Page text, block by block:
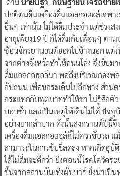
ด้านนายปฐวี กนิษฐายน เครือข่าย
ปกติตนดื่มเครื่องดื่มแอลกอฮอล์เฉพา
อื่นๆ เท่านั้น ไม่ได้ดื่มประจำ แต่ช่วง
อายุเพียง19 ปี ก็ได้ดื่มกับเพื่อนๆ ตา
ซ้อนจักรยานยนต์ออกไปข้างนอก แต่
จากต่างจังหวัดทำให้ถนนโล่ง จึงขับม
ดื่มแอลกอฮอล์มา พอถึงบริเวณกองพ
กับถนน เพื่อนกระเด็นไปอีกทาง ส่วน
กระแทกกับฟุตบาททำให้ชา ไม่รู้สึกตั
บอบช้ำ และเป็นเหตุให้เดินไม่ได้ ปัจ
อย่างยากลำบาก ดังนั้นสงกรานต์ปีนี้
เครื่องดื่มแอลกอฮอล์ก็ไม่ควรขับรถ แ
สามารถในการขับขี่ลดลง หากเกิดอุบั
ได้ไม่ดื่มจะดีกว่า ยิ่งตอนนี้โรคโควิดร
ขึ้นจากสถานบันเทิงผับบาร์ ยิ่งน่าเป็น